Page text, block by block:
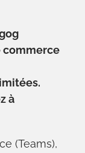
commerce
à
(Teams),